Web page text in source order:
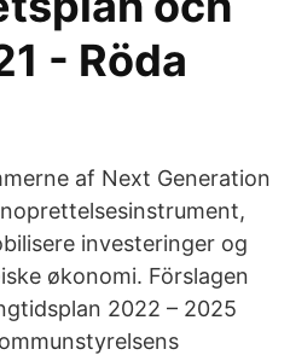
- Röda
af Next Generation
investeringer og
økonomi. Förslagen
2022 – 2025